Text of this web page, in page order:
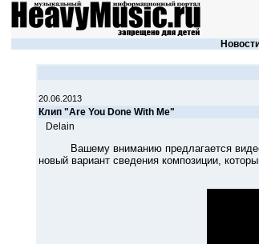
20.06.2013
Клип "Are You Done With Me"
Delain
Вашему вниманию предлагается видео
новый вариант сведения композиции,